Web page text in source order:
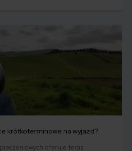
krótkoterminowe na wyjazd?
oferuje teraz